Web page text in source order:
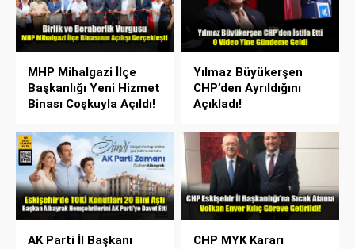
MHP Mihalgazi İlçe
Başkanlığı Yeni Hizmet
Binası Coşkuyla Açıldı!
Yılmaz Büyükerşen
CHP’den Ayrıldığını
Açıkladı!
AK Parti İl Başkanı CHP MYK Kararı